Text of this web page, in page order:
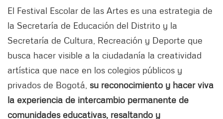
El Festival Escolar de las Artes es una estrategia de
la Secretaría de Educación del Distrito y la
Secretaría de Cultura, Recreación y Deporte que
busca hacer visible a la ciudadanía la creatividad
artística que nace en los colegios públicos y
privados de Bogotá, su reconocimiento y hacer viva
la experiencia de intercambio permanente de
comunidades educativas, resaltando y